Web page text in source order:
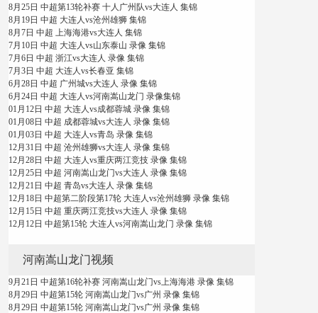
8月25日 中超第13轮补赛 十人广州队vs大连人 集锦
8月19日 中超 大连人vs沧州雄狮 集锦
8月7日 中超 上海海港vs大连人 集锦
7月10日 中超 大连人vs山东泰山 录像 集锦
7月6日 中超 浙江vs大连人 录像 集锦
7月3日 中超 大连人vs长春亚 集锦
6月28日 中超 广州城vs大连人 录像 集锦
6月24日 中超 大连人vs河南嵩山龙门 录像集锦
01月12日 中超 大连人vs成都蓉城 录像 集锦
01月08日 中超 成都蓉城vs大连人 录像 集锦
01月03日 中超 大连人vs青岛 录像 集锦
12月31日 中超 沧州雄狮vs大连人 录像 集锦
12月28日 中超 大连人vs重庆两江竞技 录像 集锦
12月25日 中超 河南嵩山龙门vs大连人 录像 集锦
12月21日 中超 青岛vs大连人 录像 集锦
12月18日 中超第二阶段第17轮 大连人vs沧州雄狮 录像 集锦
12月15日 中超 重庆两江竞技vs大连人 录像 集锦
12月12日 中超第15轮 大连人vs河南嵩山龙门 录像 集锦
河南嵩山龙门视频
9月21日 中超第16轮补赛 河南嵩山龙门vs上海海港 录像 集锦
8月29日 中超第15轮 河南嵩山龙门vs广州 录像 集锦
8月29日 中超第15轮 河南嵩山龙门vs广州 录像 集锦